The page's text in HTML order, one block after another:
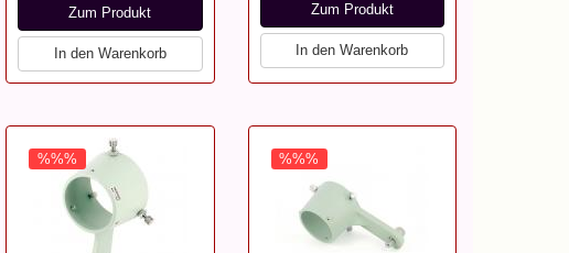
Zum Produkt
In den Warenkorb
Zum Produkt
In den Warenkorb
%%% %%%